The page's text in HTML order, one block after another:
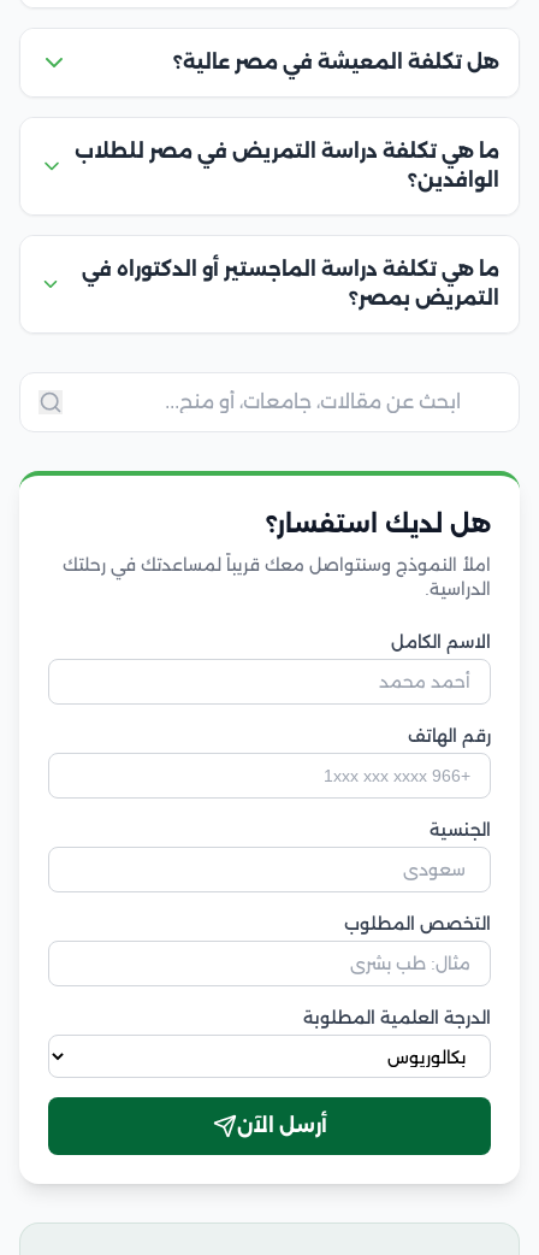
هل تكلفة المعيشة في مصر عالية؟
ما هي تكلفة دراسة التمريض في مصر للطلاب
الوافدين؟
ما هي تكلفة دراسة الماجستير أو الدكتوراه في
التمريض بمصر؟
هل لديك استفسار؟
املأ النموذج وسنتواصل معك قريباً لمساعدتك في رحلتك
الدراسية.
الاسم الكامل
رقم الهاتف
الجنسية
التخصص المطلوب
الدرجة العلمية المطلوبة
أرسل الآن